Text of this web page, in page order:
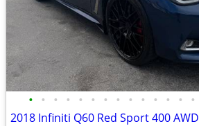
• • • • • • • • • • • • • •
2018 Infiniti Q60 Red Sport 400 AWD